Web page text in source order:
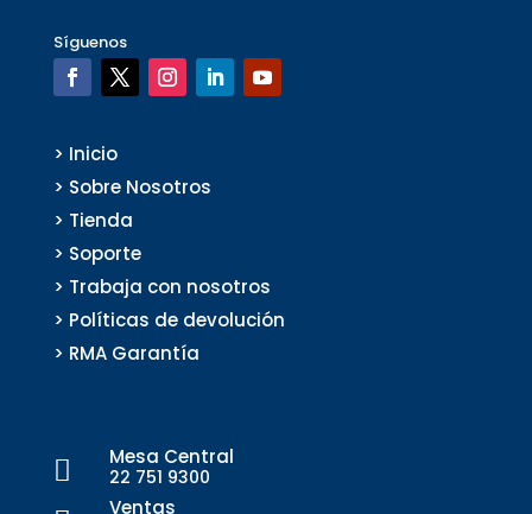
Síguenos
> Inicio
> Sobre Nosotros
> Tienda
> Soporte
> Trabaja con nosotros
> Políticas de devolución
> RMA Garantía
 Mesa Central
22 751 9300
Ventas